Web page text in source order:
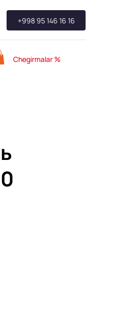
+998 95 146 16 16
Chegirmalar %